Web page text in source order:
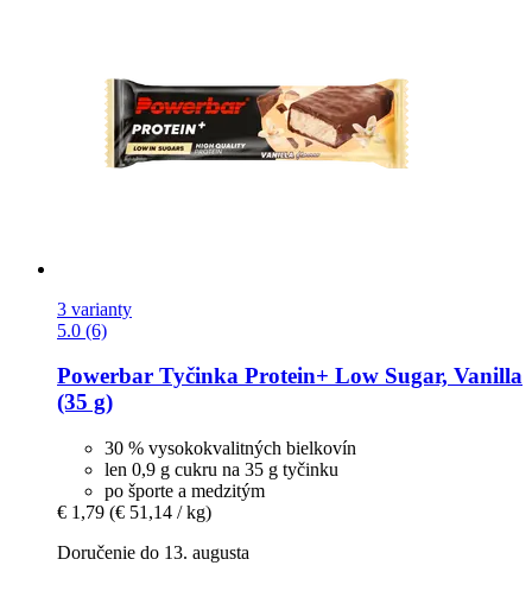
3 varianty
5.0 (6)
Powerbar Tyčinka Protein+ Low Sugar, Vanilla
(35 g)
30 % vysokokvalitných bielkovín
len 0,9 g cukru na 35 g tyčinku
po športe a medzitým
€ 1,79 (€ 51,14 / kg)
Doručenie do 13. augusta